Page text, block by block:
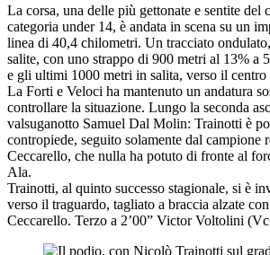
La corsa, una delle più gettonate e sentite del
categoria under 14, è andata in scena su un
linea di 40,4 chilometri. Un tracciato
salite, con uno strappo di 900 metri al 13% a
e gli ultimi 1000 metri in salita, verso il
La Forti e Veloci ha mantenuto un andatura
controllare la situazione. Lungo la seconda
valsuganotto Samuel Dal Molin: Trainotti è
contropiede, seguito solamente dal campione
Ceccarello, che nulla ha potuto di fronte al
Ala.
Trainotti, al quinto successo stagionale, si è
verso il traguardo, tagliato a braccia alzate
Ceccarello. Terzo a 2’00” Victor Voltolini